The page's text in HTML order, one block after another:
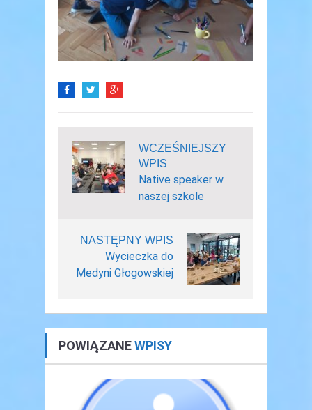
WCZEŚNIEJSZY
WPIS
Native speaker w
naszej szkole
NASTĘPNY WPIS
Wycieczka do
Medyni Głogowskiej
POWIĄZANEWPISY